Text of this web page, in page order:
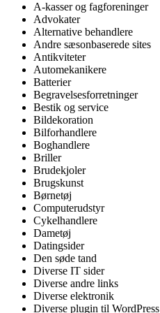
A-kasser og fagforeninger
Advokater
Alternative behandlere
Andre sæsonbaserede sites
Antikviteter
Automekanikere
Batterier
Begravelsesforretninger
Bestik og service
Bildekoration
Bilforhandlere
Boghandlere
Briller
Brudekjoler
Brugskunst
Børnetøj
Computerudstyr
Cykelhandlere
Dametøj
Datingsider
Den søde tand
Diverse IT sider
Diverse andre links
Diverse elektronik
Diverse plugin til WordPress